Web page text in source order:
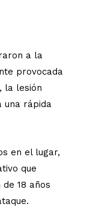
a la
provocada
la lesión
una rápida
en el lugar,
que
18 años